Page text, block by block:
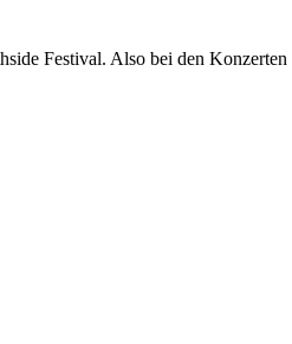
Festival. Also bei den